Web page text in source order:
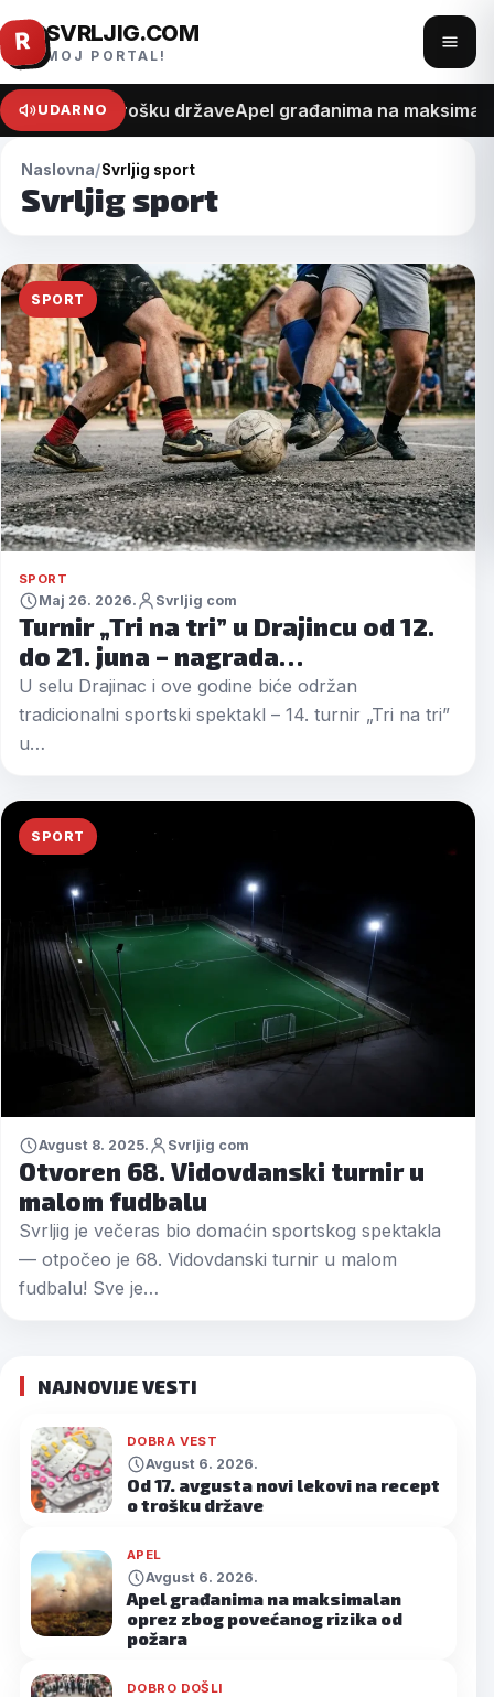
Pređi
na
sadržaj
R SVRLJIG.COM
MOJ PORTAL!
meni
UDARNO
recept o trošku državeApel građanima na
Naslovna Svrljig sport
Svrljig sport
SPORT
SPORT
Maj 26. 2026. Svrljig com
Turnir „Tri na tri” u Drajincu od 12.
do 21. juna – nagrada…
U selu Drajinac i ove godine biće održan
tradicionalni sportski spektakl – 14. turnir „Tri na tri”
u…
SPORT
Avgust 8. 2025. Svrljig com
Otvoren 68. Vidovdanski turnir u
malom fudbalu
Svrljig je večeras bio domaćin sportskog spektakla
— otpočeo je 68. Vidovdanski turnir u malom
fudbalu! Sve je…
NAJNOVIJE VESTI
DOBRA VEST
Avgust 6. 2026.
Od 17. avgusta novi lekovi na recept
o trošku države
APEL
Avgust 6. 2026.
Apel građanima na maksimalan
oprez zbog povećanog rizika od
požara
DOBRO DOŠLI